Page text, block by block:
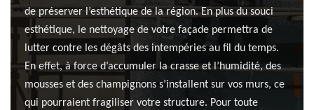
de préserver l’esthétique de la région. En plus du souci
esthétique, le nettoyage de votre façade permettra de
lutter contre les dégâts des intempéries au fil du temps.
En effet, à force d’accumuler la crasse et l’humidité, des
mousses et des champignons s’installent sur vos murs, ce
qui pourraient fragiliser votre structure. Pour toute